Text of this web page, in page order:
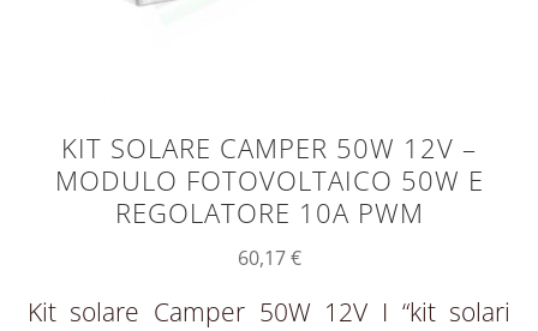
KIT SOLARE CAMPER 50W 12V –
MODULO FOTOVOLTAICO 50W E
REGOLATORE 10A PWM
60,17€
Kit solare Camper 50W 12V I “kit solari